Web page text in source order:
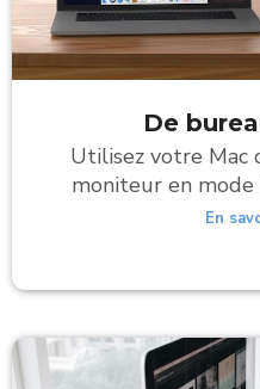
De
Utilisez votre Mac
moniteur en
En